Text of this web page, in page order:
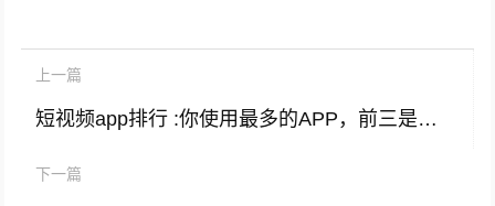
上一篇
短视频app排行 :你使用最多的APP，前三是哪几个？
下一篇